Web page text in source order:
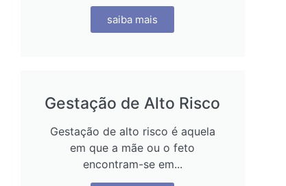
saiba mais
Gestação de Alto Risco
Gestação de alto risco é aquela
em que a mãe ou o feto
encontram-se em...